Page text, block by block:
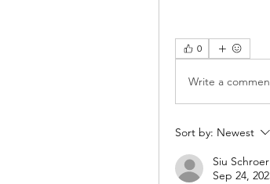
0
Write a
Sort by: Newest
Siu Schroer
Sep 24,